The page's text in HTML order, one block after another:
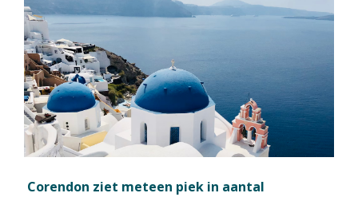
Corendon ziet meteen piek in aantal